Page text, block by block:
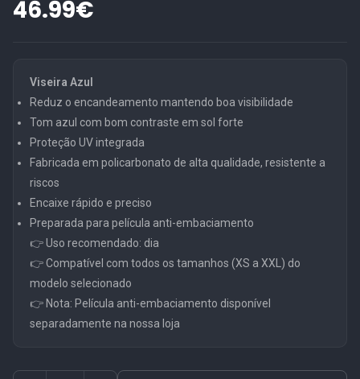
46.99€
Viseira Azul
Reduz o encandeamento mantendo boa visibilidade
Tom azul com bom contraste em sol forte
Proteção UV integrada
Fabricada em policarbonato de alta qualidade, resistente a
riscos
Encaixe rápido e preciso
Preparada para película anti-embaciamento
👉 Uso recomendado: dia
👉 Compatível com todos os tamanhos (XS a XXL) do
modelo selecionado
👉 Nota: Película anti-embaciamento disponível
separadamente na nossa loja